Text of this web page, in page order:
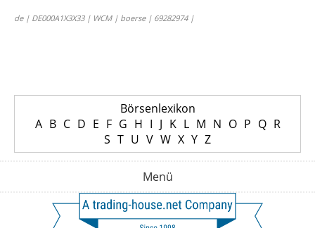
de | DE000A1X3X33 | WCM | boerse | 69282974 |
Börsenlexikon
A B C D E F G H I J K L M N O P Q R
S T U V W X Y Z
Menü